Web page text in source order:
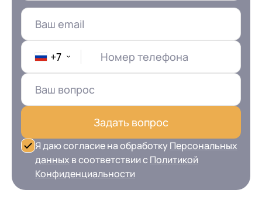
+7 Номер телефона
Задать вопрос
Я даю согласие на обработку Персональных
данных в соответствии сПолитикой
Конфиденциальности